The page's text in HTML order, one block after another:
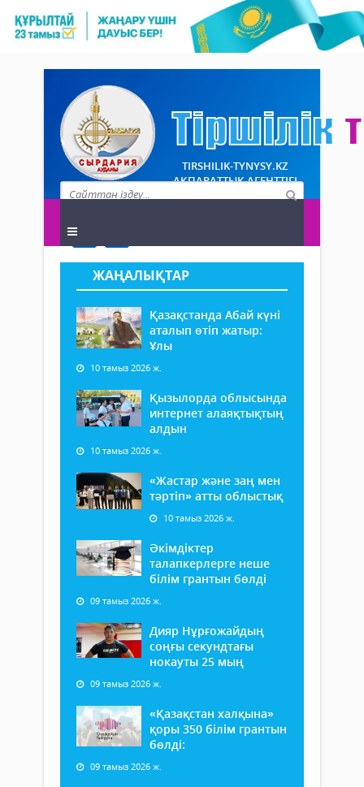
TIRSHILIK-TYNYSY.KZ
АҚПАРАТТЫҚ АГЕНТТІГІ
ЖАҢАЛЫҚТАР
Қазақстанда Абай күні
аталып өтіп жатыр:
Ұлы
10 тамыз 2026 ж.
Қызылорда облысында
интернет алаяқтықтың
алдын
10 тамыз 2026 ж.
«Жастар және заң мен
тәртіп» атты облыстық
10 тамыз 2026 ж.
Әкімдіктер
талапкерлерге неше
білім грантын бөлді
09 тамыз 2026 ж.
Дияр Нұрғожайдың
соңғы секундтағы
нокауты 25 мың
09 тамыз 2026 ж.
«Қазақстан халқына»
қоры 350 білім грантын
бөлді:
09 тамыз 2026 ж.